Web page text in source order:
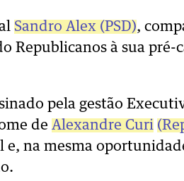
Sandro Alex (PSD),
Republicanos à sua
pela gestão
de Alexandre Curi
e, na mesma